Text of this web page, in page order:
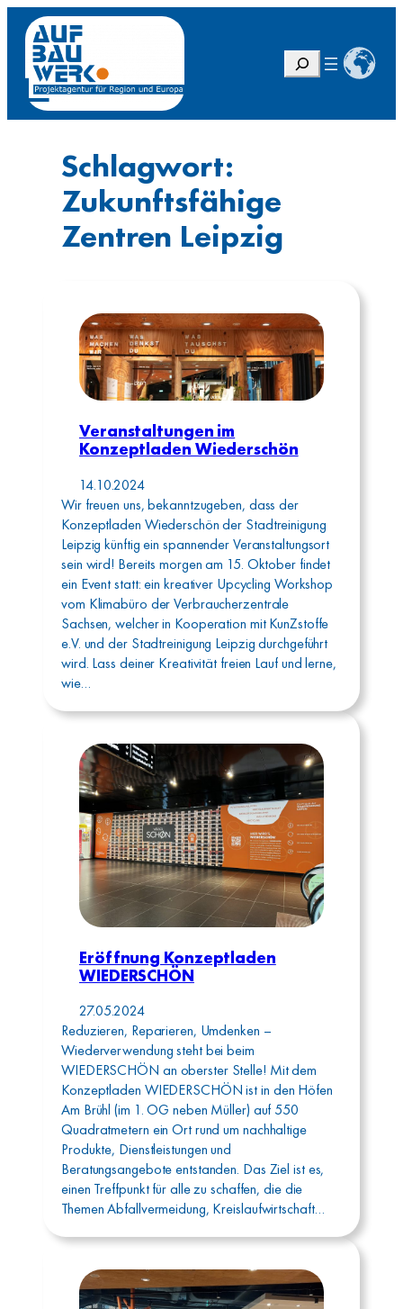
Inhalt
springen
u
h
Schlagwort:
Zukunftsfähige
Zentren Leipzig
Veranstaltungen im
Konzeptladen Wiederschön
14.10.2024
Wir freuen uns, bekanntzugeben, dass der
Konzeptladen Wiederschön der Stadtreinigung
Leipzig künftig ein spannender Veranstaltungsort
sein wird! Bereits morgen am 15. Oktober findet
ein Event statt: ein kreativer Upcycling Workshop
vom Klimabüro der Verbraucherzentrale
Sachsen, welcher in Kooperation mit KunZstoffe
e.V. und der Stadtreinigung Leipzig durchgeführt
wird. Lass deiner Kreativität freien Lauf und lerne,
wie…
Eröffnung Konzeptladen
WIEDERSCHÖN
27.05.2024
Reduzieren, Reparieren, Umdenken –
Wiederverwendung steht bei beim
WIEDERSCHÖN an oberster Stelle! Mit dem
Konzeptladen WIEDERSCHÖN ist in den Höfen
Am Brühl (im 1. OG neben Müller) auf 550
Quadratmetern ein Ort rund um nachhaltige
Produkte, Dienstleistungen und
Beratungsangebote entstanden. Das Ziel ist es,
einen Treffpunkt für alle zu schaffen, die die
Themen Abfallvermeidung, Kreislaufwirtschaft…